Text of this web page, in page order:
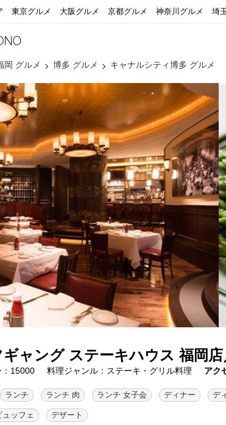
東京グルメ 大阪グルメ 京都グルメ 神奈川グルメ 埼
岡 グルメ 博多 グルメ キャナルシティ博多 グルメ
ギャング ステーキハウス 福岡
：15000
料理ジャンル：ステーキ・グリル料理 アク
ランチ ランチ 肉 ランチ 女子会 ディナー デ
ュッフェ デザート